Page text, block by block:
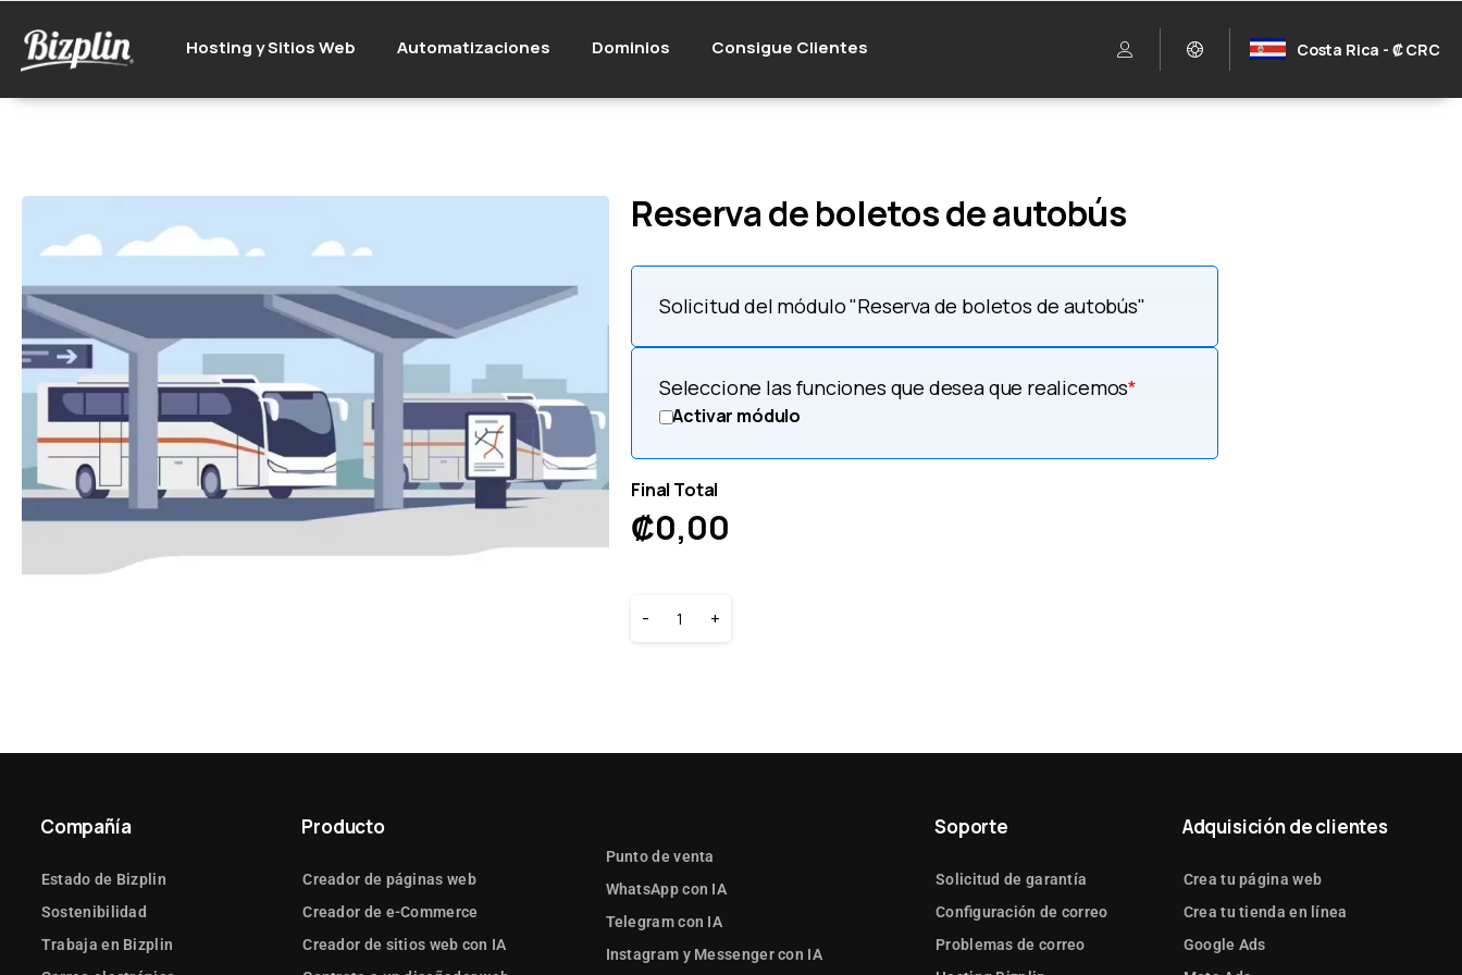
Hosting y Sitios Web Automatizaciones Dominios Consigue Clientes Costa Rica - ₡ CRC
Reserva de boletos de autobús
Solicitud del módulo "Reserva de boletos de autobús"
*
Seleccione las funciones que desea que realicemos
Activar módulo
Final Total
₡0,00
- +
Compañía
Estado de Bizplin
Sostenibilidad
Trabaja en Bizplin
Producto
Creador de páginas web
Creador de e-Commerce
Creador de sitios web con IA
Punto de venta
WhatsApp con IA
Telegram con IA
Instagram y Messenger con IA
Soporte
Solicitud de garantía
Configuración de correo
Problemas de correo
Adquisición de clientes
Crea tu página web
Crea tu tienda en línea
Google Ads